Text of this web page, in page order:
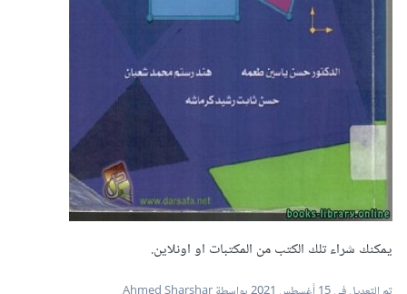
يمكنك شراء تلك الكتب من المكتبات او اونلاين.